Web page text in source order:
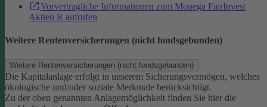
Vorvertragliche Informationen zum Monega FairInvest
Aktien R aufrufen
Weitere Rentenversicherungen (nicht fondsgebunden)
Weitere Rentenversicherungen (nicht fondsgebunden)
Die Kapitalanlage erfolgt in unserem Sicherungsvermögen, welches
ökologische und/oder soziale Merkmale berücksichtigt.
Zu der oben genannten Anlagemöglichkeit finden Sie hier die